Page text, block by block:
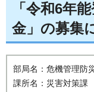
「令和6年
金」の募集
部局名：危機管理防
課所名：災害対策課